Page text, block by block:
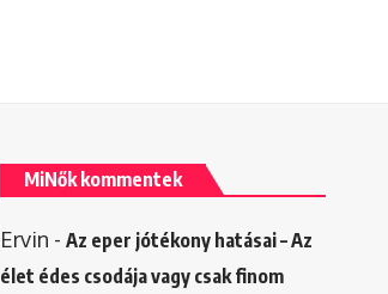
MiNők kommentek
Ervin - Az eper jótékony hatásai – Az
élet édes csodája vagy csak finom